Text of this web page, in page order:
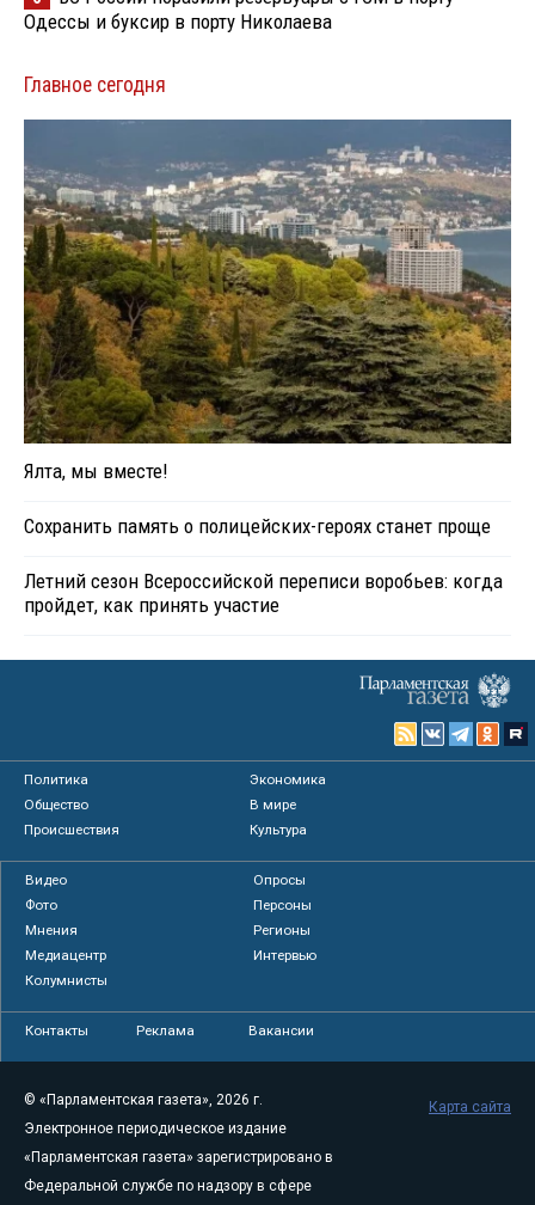
Одессы и буксир в порту Николаева
Главное сегодня
Ялта, мы вместе!
Сохранить память о полицейских-героях станет проще
Летний сезон Всероссийской переписи воробьев: когда
пройдет, как принять участие
Политика
Экономика
Общество
В мире
Происшествия
Культура
Видео
Опросы
Фото
Персоны
Мнения
Регионы
Медиацентр
Интервью
Колумнисты
Контакты Реклама Вакансии
© «Парламентская газета», 2026 г.
Электронное периодическое издание
«Парламентская газета» зарегистрировано в
Федеральной службе по надзору в сфере
Карта сайта